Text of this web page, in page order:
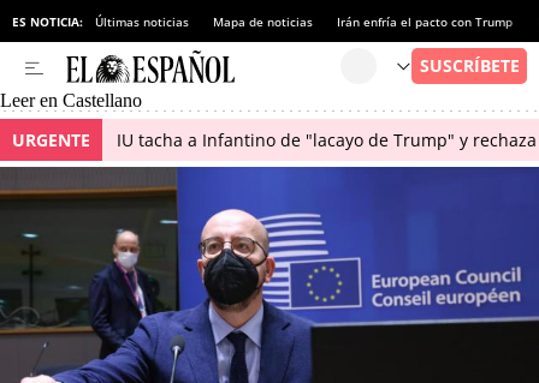
ES NOTICIA: Últimas noticias Mapa de noticias Irán enfría el pacto con Trump
Leer en Castellano
URGENTE IU tacha a Infantino de "lacayo de Trump" y